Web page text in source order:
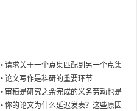
• 请求关于一个点集匹配到另一个点集
部分的相关论文或思路
• 论文写作是科研的重要环节
• 审稿是研究之余完成的义务劳动也是
一个学习交流的好机会
• 你的论文为什么延迟发表？这些原因